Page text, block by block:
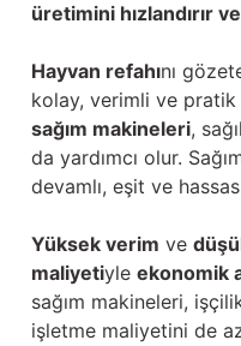
üretimini hızlandırır
Hayvan refahını
kolay, verimli ve
sağım makineleri,
da yardımcı olur.
devamlı, eşit ve
Yüksek verim ve
maliyetiyle ekonomik
sağım makineleri,
işletme maliyetini de